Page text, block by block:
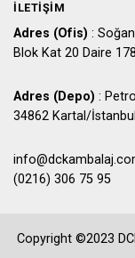
İLETIŞIM
Adres (Ofis) :
Blok Kat 20 Daire
Adres (Depo) :
34862 Kartal/İstanbul
(0216) 306 75 95
Copyright ©2023